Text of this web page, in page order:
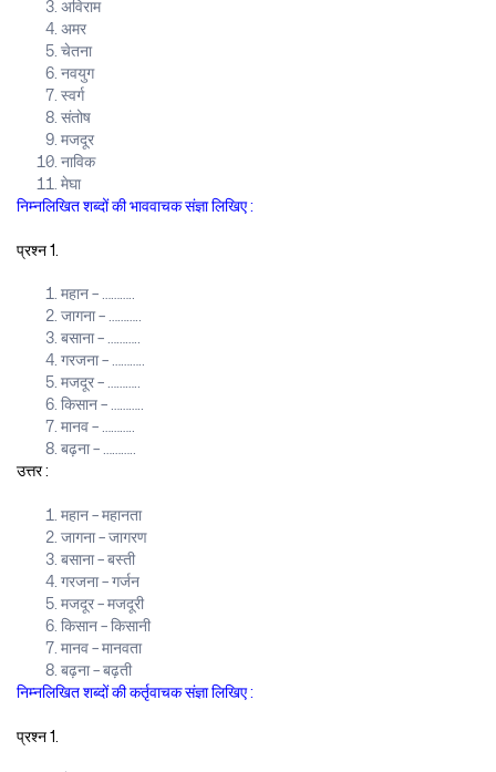
अविराम
अमर
चेतना
नवयुग
स्वर्ग
संतोष
मजदूर
नाविक
मेघा
निम्नलिखित शब्दों की भाववाचक संज्ञा लिखिए :
प्रश्न 1.
महान – ………..
जागना – ………..
बसाना – ………..
गरजना – ………..
मजदूर – ………..
किसान – ………..
मानव – ………..
बढ़ना – ………..
उत्तर :
महान – महानता
जागना – जागरण
बसाना – बस्ती
गरजना – गर्जन
मजदूर – मजदूरी
किसान – किसानी
मानव – मानवता
बढ़ना – बढ़ती
निम्नलिखित शब्दों की कर्तृवाचक संज्ञा लिखिए :
प्रश्न 1.